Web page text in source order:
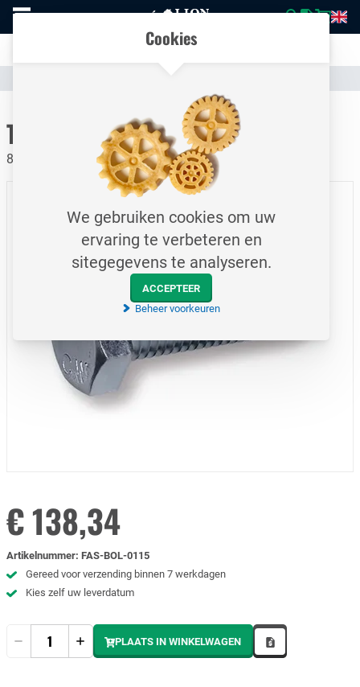
Naar
homepage
Transparante communicatie over kosten en verzendstatus
Tapbout / DIN933 / M14x40
8.8 / Elektrolytisch verzinkt
€ 138,34
Artikelnummer: FAS-BOL-0115
Gereed voor verzending binnen 7 werkdagen
Kies zelf uw leverdatum
PLAATS IN WINKELWAGEN
Cookies
We gebruiken cookies om uw
ervaring te verbeteren en
sitegegevens te analyseren.
ACCEPTEER
Beheer voorkeuren